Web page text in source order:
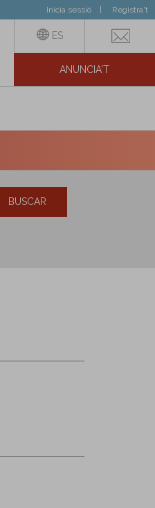
Inicia sessió Registra't
ES
ANUNCIA'T
BUSCAR